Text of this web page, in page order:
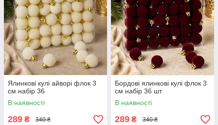
Ялинкові кулі айворі флок 3
см набір 36
В наявності
289 ₴ 340 ₴
Бордові ялинкові кулі флок 3
см набір 36 шт
В наявності
289 ₴ 340 ₴